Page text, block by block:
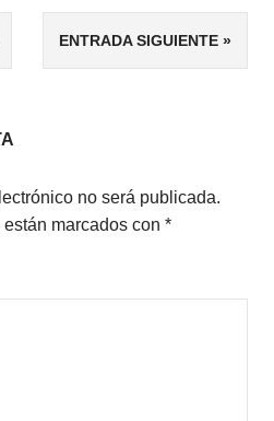
ENTRADA SIGUIENTE
no será publicada.
marcados con *